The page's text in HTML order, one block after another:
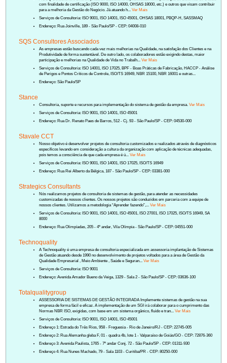
com finalidade de certificação (ISO 9000, ISO 14000, OHSAS 18000, etc.) e outros que visam contribuir
para a melhoria da Gestão do Negócio. Já atuando h...Ver Mais
Serviços de Consultoria: ISO 9001, ISO 14001, ISO 45001, OHSAS 18001, PBQP-H, SASSMAQ
Endereço: Rua Joinville, 189 - São Paulo/SP - CEP: 04008-010
SQS Consultores Associados
As empresas estão buscando cada vez mais melhorias na Qualidade, na satisfação dos Clientes e na
Produtividade de forma sustentável. De outro lado, os colaboradores estão exigindo destas, maior
participação e melhorias na Qualidade de Vida no Trabalh...Ver Mais
Serviços de Consultoria: ISO 14001, ISO 17025, BPF - Boas Práticas de Fabricação, HACCP - Análise
de Perigos e Pontos Críticos de Controle, ISO/TS 16949, NBR 15100, NBR 16001 e outras...
Endereço: São Paulo/SP
Stance
Consultoria, suporte e recursos para implementação do sistema de gestão da empresa.Ver Mais
Serviços de Consultoria: ISO 9001, ISO 14001, ISO 45001
Endereço: Rua Dr. Renato Paes de Barros, 512 - Cj. 93 - São Paulo/SP - CEP: 04530-000
Stavale CCT
Nosso objetivo é desenvolver projetos de consultoria customizados e realizados através de diagnósticos
específicos levando em consideração a cultura da organização com aplicação de técnicas adequadas,
pois temos a consciência de que cada empresa é ú...Ver Mais
Serviços de Consultoria: ISO 9001, ISO 14001, ISO 17025, ISO/TS 16949
Endereço: Rua Rei Alberto da Bélgica, 187 - São Paulo/SP - CEP: 03381-000
Strategics Consultants
Nós realizamos projetos de consultoria de sistemas de gestão, para atender as necessidades
customizadas de nossos clientes. Os nossos projetos são conduzidos em parceria com a equipe de
nossos clientes. Utilizamos a metodologia “Aprender fazendo”,...Ver Mais
Serviços de Consultoria: ISO 9001, ISO 14001, ISO 45001, ISO 27001, ISO 17025, ISO/TS 16949, SA
8000
Endereço: Rua Olimpíadas, 205 - 4º andar, Vila Olímpia - São Paulo/SP - CEP: 04551-000
Technoquality
A Technoquality é uma empresa de consultoria especializada em assessoria implantação de Sistemas
de Gestão atuando desde 1990 no desenvolvimento de projetos voltados para a área de Gestão da
Qualidade Empresarial , Meio Ambiente , Saúde e Seguran...Ver Mais
Serviços de Consultoria: ISO 9001
Endereço: Avenida Amador Bueno da Veiga, 1329 - Sala 2 - São Paulo/SP - CEP: 03636-100
Totalqualitygroup
ASSESSORIA DE SISTEMAS DE GESTÃO INTEGRADA Implemente sistemas de gestão na sua
empresa de forma fácil e eficaz. A implementação de um SGI irá colaborar para o cumprimento das
Normas NBR ISO, exigidas, com base em um sistema orgânico, fluído e tran...Ver Mais
Serviços de Consultoria: ISO 9001, ISO 14001, ISO 45001
Endereço 1: Estrada do Três Rios, 958 - Freguesia - Rio de Janeiro/RJ - CEP: 22745-005
Endereço 2: Rua Alemanha gleba F, 01 - quadra 4b, lote 1 - Valparaíso de Goiás/GO - CEP: 72876-360
Endereço 3: Avenida Paulista, 1765 - 7º andar Conj. 72 - São Paulo/SP - CEP: 01311-930
Endereço 4: Rua Nunes Machado, 79 - Sala 1103 - Curitiba/PR - CEP: 80250-000